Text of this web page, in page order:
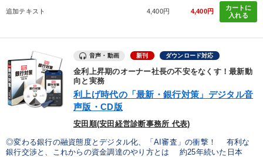
追加テキスト 4,400円 4,400円
カートに
入れる
音声・動画 新刊 ダウンロード対応
金利上昇期のオーナー社長の不安をなくす！最新動
向と実務
利上げ時代の「最新・銀行対策」デジタル音
声版・CD版
安田順(安田経営診断事務所 代表)
◎変わる銀行の融資態度とデジタル化、「AI審査」の衝撃！ 有利な
銀行交渉と、これからの資金調達のやり方とは 約25年続いた日本